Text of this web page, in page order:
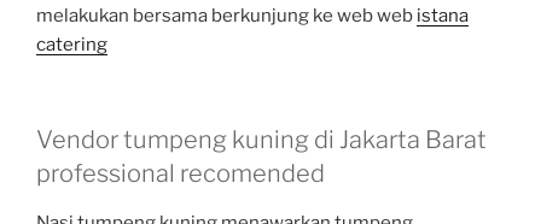
melakukan bersama berkunjung ke web web istana
catering
Vendor tumpeng kuning di Jakarta Barat
professional recomended